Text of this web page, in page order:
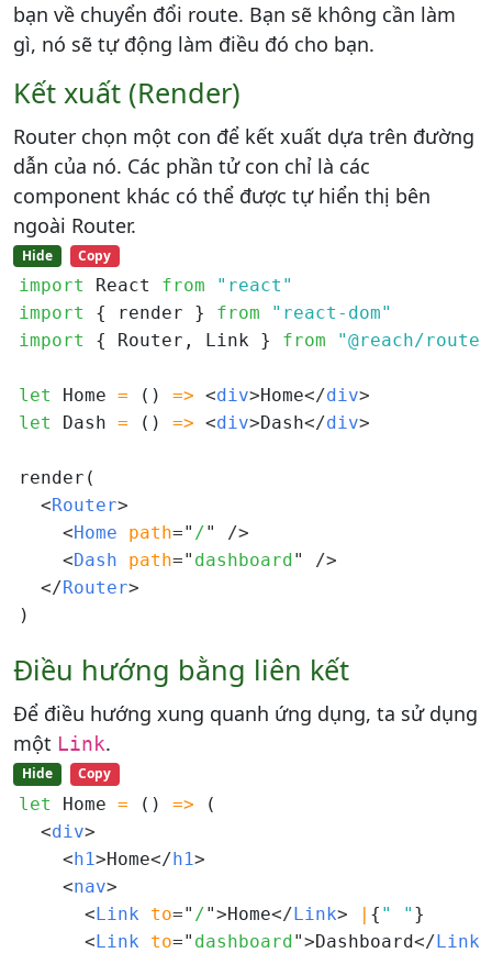
bạn về chuyển đổi route. Bạn sẽ không cần làm
gì, nó sẽ tự động làm điều đó cho bạn.
Kết xuất (Render)
Router chọn một con để kết xuất dựa trên đường
dẫn của nó. Các phần tử con chỉ là các
component khác có thể được tự hiển thị bên
ngoài Router.
Hide Copy
import React from
"react"
import
{ render } from
"react-dom"
import
{ Router, Link } from "@reach/
let Home = () => <div>Home</div>
let
Dash = () => <div>Dash</div>
render(
<Router>
<Home path=" /"
/>
<Dash path=" dashboard "
/>
</Router>
Điều hướng bằng liên kết
Để điều hướng xung quanh ứng dụng, ta sử dụng
một Link.
Hide Copy
let Home = () => (
<div>
<h1>Home</h1>
<nav>
<Link to=" /">Home</Link> | { " " }
<Link to=" dashboard">Dashboard</Link